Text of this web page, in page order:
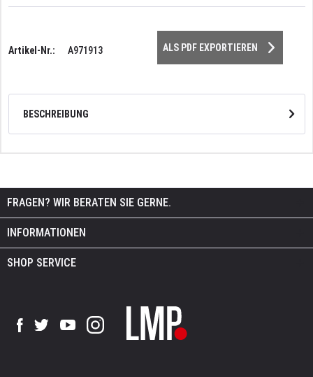
Artikel-Nr.: A971913 ALS PDF EXPORTIEREN
BESCHREIBUNG
FRAGEN? WIR BERATEN SIE GERNE.
INFORMATIONEN
SHOP SERVICE